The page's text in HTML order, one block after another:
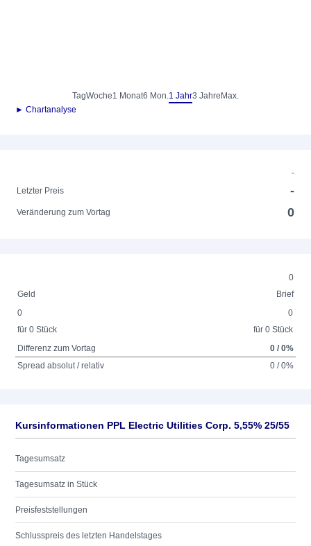
TagWoche1 Monat6 Mon.1 Jahr3 Jahre Max.
► Chartanalyse
-
Letzter Preis
-
Veränderung zum Vortag 0
0
Geld
Brief
0
für 0 Stück
0
für 0 Stück
Differenz zum Vortag
0 / 0%
Spread absolut / relativ
0 / 0%
Kursinformationen PPL Electric Utilities Corp. 5,55% 25/55
Tagesumsatz
Tagesumsatz in Stück
Preisfeststellungen
Schlusspreis des letzten Handelstages